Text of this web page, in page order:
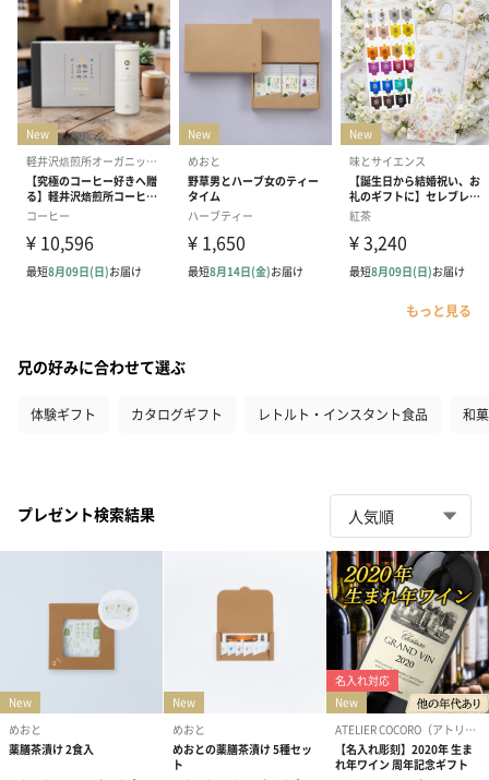
もっと見る
兄の好みに合わせて選ぶ
体験ギフト カタログギフト レトルト・インスタント食品 和
プレゼント検索結果